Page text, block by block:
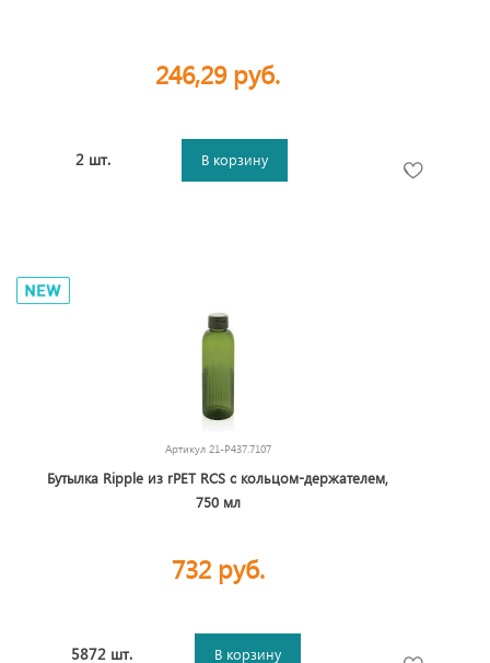
246,29 руб.
2 шт. В корзину
Артикул 21-P437.7107
Бутылка Ripple из rPET RCS с кольцом-держателем,
750 мл
732 руб.
5872 шт. В корзину